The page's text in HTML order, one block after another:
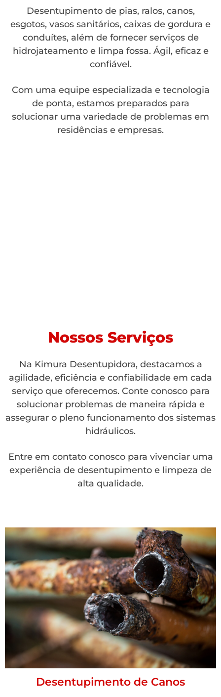
Desentupimento de pias, ralos, canos,
esgotos, vasos sanitários, caixas de gordura e
conduítes, além de fornecer serviços de
hidrojateamento e limpa fossa. Ágil, eficaz e
confiável.
Com uma equipe especializada e tecnologia
de ponta, estamos preparados para
solucionar uma variedade de problemas em
residências e empresas.
Nossos Serviços
Na Kimura Desentupidora, destacamos a
agilidade, eficiência e confiabilidade em cada
serviço que oferecemos. Conte conosco para
solucionar problemas de maneira rápida e
assegurar o pleno funcionamento dos sistemas
hidráulicos.
Entre em contato conosco para vivenciar uma
experiência de desentupimento e limpeza de
alta qualidade.
Desentupimento de Canos